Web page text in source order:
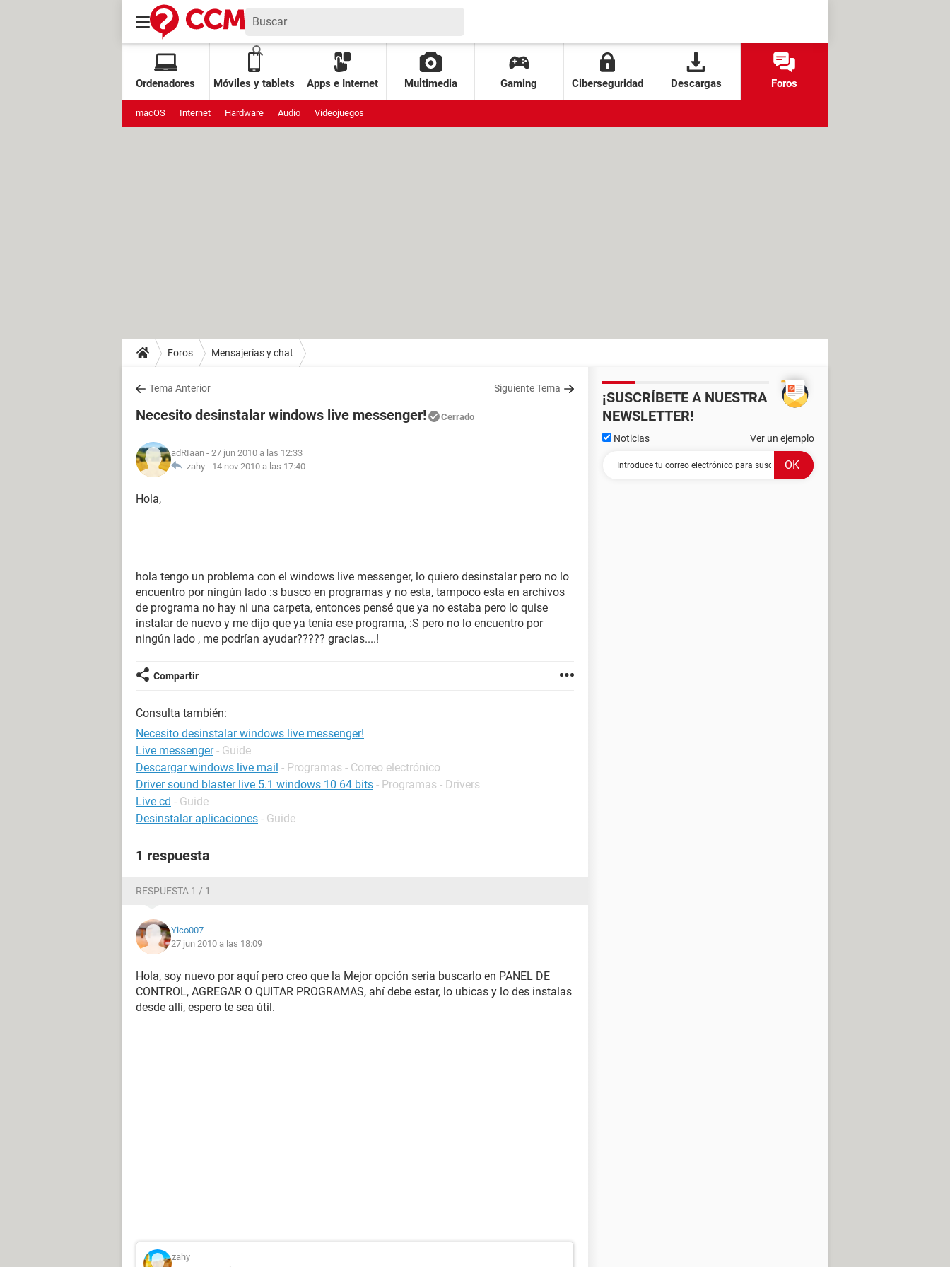
Ordenadores Móviles y tablets Apps e Internet Multimedia Gaming Ciberseguridad Descargas Foros
macOS Internet Hardware Audio Videojuegos
Foros Mensajerías y chat
Tema Anterior Siguiente Tema
Necesito desinstalar windows live messenger! Cerrado
adRIaan - 27 jun 2010 a las 12:33
zahy - 14 nov 2010 a las 17:40
Hola,
hola tengo un problema con el windows live messenger, lo quiero desinstalar pero no lo
encuentro por ningún lado :s busco en programas y no esta, tampoco esta en archivos
de programa no hay ni una carpeta, entonces pensé que ya no estaba pero lo quise
instalar de nuevo y me dijo que ya tenia ese programa, :S pero no lo encuentro por
ningún lado , me podrían ayudar????? gracias....!
Compartir
Consulta también:
Necesito desinstalar windows live messenger!
Live messenger - Guide
Descargar windows live mail - Programas - Correo electrónico
Driver sound blaster live 5.1 windows 10 64 bits - Programas - Drivers
Live cd - Guide
Desinstalar aplicaciones - Guide
1 respuesta
RESPUESTA 1 / 1
Yico007
27 jun 2010 a las 18:09
Hola, soy nuevo por aquí pero creo que la Mejor opción seria buscarlo en PANEL DE
CONTROL, AGREGAR O QUITAR PROGRAMAS, ahí debe estar, lo ubicas y lo des instalas
desde allí, espero te sea útil.
zahy
¡SUSCRÍBETE A NUESTRA
NEWSLETTER!
Noticias Ver un ejemplo